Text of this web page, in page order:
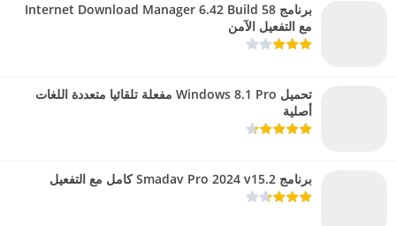
برنامج Internet Download Manager 6.42 Build 58
مع التفعيل الآمن
تحميل Windows 8.1 Pro مفعلة تلقائيا متعددة اللغات
أصلية
برنامج Smadav Pro 2024 v15.2 كامل مع التفعيل